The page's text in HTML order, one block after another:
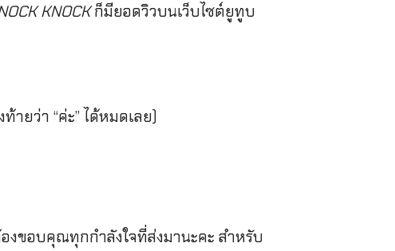
KNOCKก็มียอดวิวบนเว็บไซต์ยูทูบ
ยว่า “ค่ะ” ได้หมดเลย)
ขอบคุณทุกกำลังใจที่ส่งมานะคะ สำหรับ